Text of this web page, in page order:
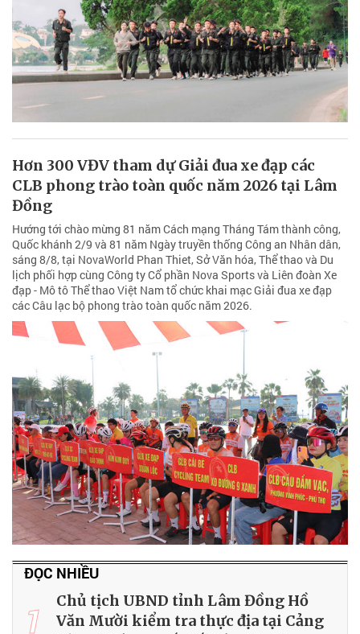
Hơn 300 VĐV tham dự Giải đua xe đạp các
CLB phong trào toàn quốc năm 2026 tại Lâm
Đồng
Hướng tới chào mừng 81 năm Cách mạng Tháng Tám thành công,
Quốc khánh 2/9 và 81 năm Ngày truyền thống Công an Nhân dân,
sáng 8/8, tại NovaWorld Phan Thiet, Sở Văn hóa, Thể thao và Du
lịch phối hợp cùng Công ty Cổ phần Nova Sports và Liên đoàn Xe
đạp - Mô tô Thể thao Việt Nam tổ chức khai mạc Giải đua xe đạp
các Câu lạc bộ phong trào toàn quốc năm 2026.
ĐỌC NHIỀU
1
Chủ tịch UBND tỉnh Lâm Đồng Hồ
Văn Mười kiểm tra thực địa tại Cảng